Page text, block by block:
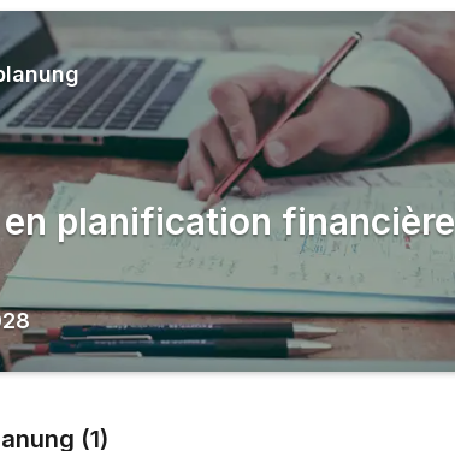
planification financière
(1)